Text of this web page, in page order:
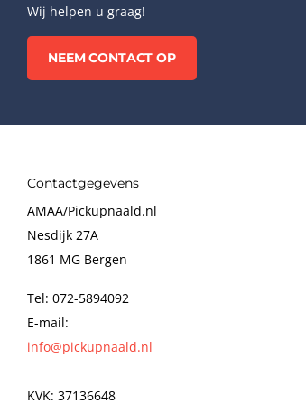
Wij helpen u graag!
NEEM CONTACT OP
Contactgegevens
AMAA/Pickupnaald.nl
Nesdijk 27A
1861 MG Bergen
Tel: 072-5894092
E-mail:
info@pickupnaald.nl
KVK: 37136648